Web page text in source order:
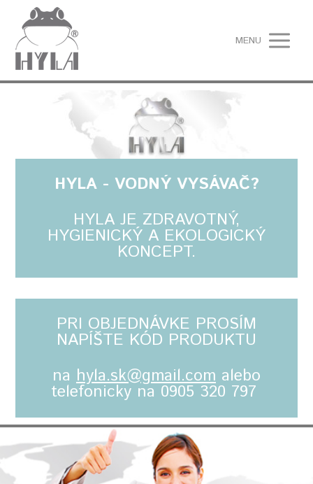
MENU
HYLA - VODNÝ VYSÁVAČ?
HYLA JE ZDRAVOTNÝ,
HYGIENICKÝ A EKOLOGICKÝ
KONCEPT.
PRI OBJEDNÁVKE PROSÍM
NAPÍŠTE KÓD PRODUKTU
na hyla.sk@gmail.com alebo
telefonicky na 0905 320 797